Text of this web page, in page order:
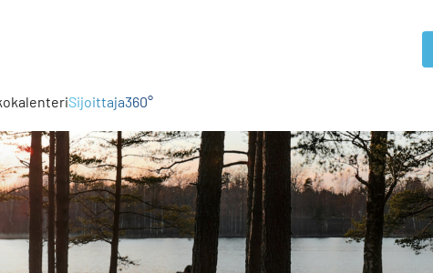
Sijoittaja360°